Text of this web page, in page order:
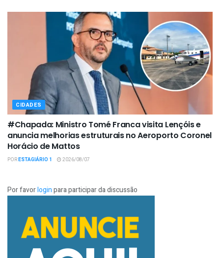
CIDADES
#Chapada: Ministro Tomé Franca visita Lençóis e
anuncia melhorias estruturais no Aeroporto Coronel
Horácio de Mattos
PORESTAGIÁRIO 1 2026/08/07
Por favorloginpara participar da discussão